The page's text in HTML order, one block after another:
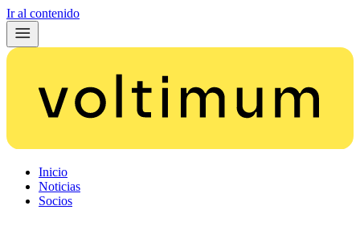
Ir al contenido
Inicio
Noticias
Socios